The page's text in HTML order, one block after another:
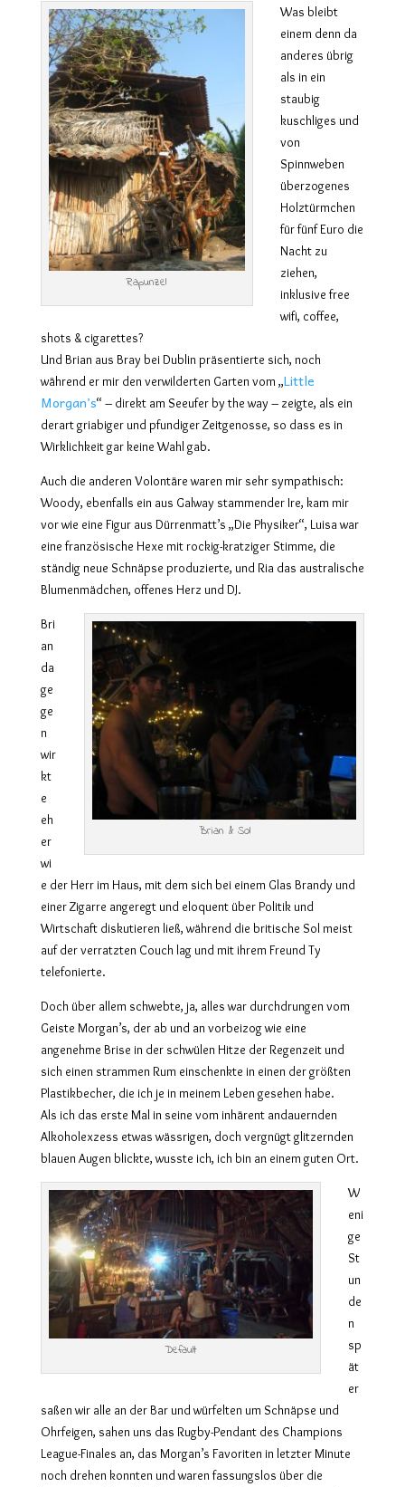
Rapunzel
Was bleibt
einem denn da
anderes übrig
als in ein
staubig
kuschliges und
von
Spinnweben
überzogenes
Holztürmchen
für fünf Euro die
Nacht zu
ziehen,
inklusive free
wifi, coffee,
shots & cigarettes?
Und Brian aus Bray bei Dublin präsentierte sich, noch
während er mir den verwilderten Garten vom „Little
Morgan’s“ – direkt am Seeufer by the way – zeigte, als ein
derart griabiger und pfundiger Zeitgenosse, so dass es in
Wirklichkeit gar keine Wahl gab.
Auch die anderen Volontäre waren mir sehr sympathisch:
Woody, ebenfalls ein aus Galway stammender Ire, kam mir
vor wie eine Figur aus Dürrenmatt’s „Die Physiker“, Luisa war
eine französische Hexe mit rockig-kratziger Stimme, die
ständig neue Schnäpse produzierte, und Ria das australische
Blumenmädchen, offenes Herz und DJ.
Brian & Sol
Bri
an
da
ge
ge
n
wir
kt
e
eh
er
wi
e der Herr im Haus, mit dem sich bei einem Glas Brandy und
einer Zigarre angeregt und eloquent über Politik und
Wirtschaft diskutieren ließ, während die britische Sol meist
auf der verratzten Couch lag und mit ihrem Freund Ty
telefonierte.
Doch über allem schwebte, ja, alles war durchdrungen vom
Geiste Morgan’s, der ab und an vorbeizog wie eine
angenehme Brise in der schwülen Hitze der Regenzeit und
sich einen strammen Rum einschenkte in einen der größten
Plastikbecher, die ich je in meinem Leben gesehen habe.
Als ich das erste Mal in seine vom inhärent andauernden
Alkoholexzess etwas wässrigen, doch vergnügt glitzernden
blauen Augen blickte, wusste ich, ich bin an einem guten Ort.
Default
W
eni
ge
St
un
de
n
sp
ät
er
saßen wir alle an der Bar und würfelten um Schnäpse und
Ohrfeigen, sahen uns das Rugby-Pendant des Champions
League-Finales an, das Morgan’s Favoriten in letzter Minute
noch drehen konnten und waren fassungslos über die